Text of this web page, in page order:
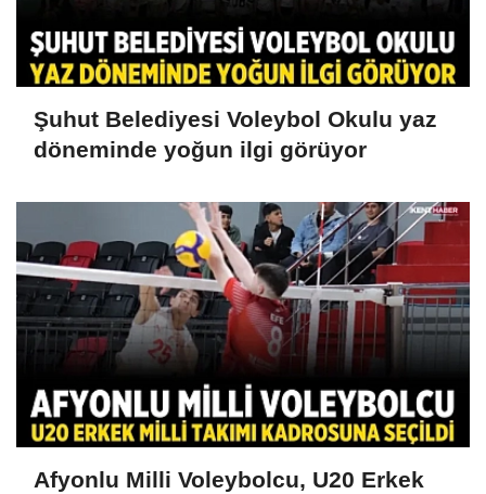
Şuhut Belediyesi Voleybol Okulu yaz
döneminde yoğun ilgi görüyor
Afyonlu Milli Voleybolcu, U20 Erkek